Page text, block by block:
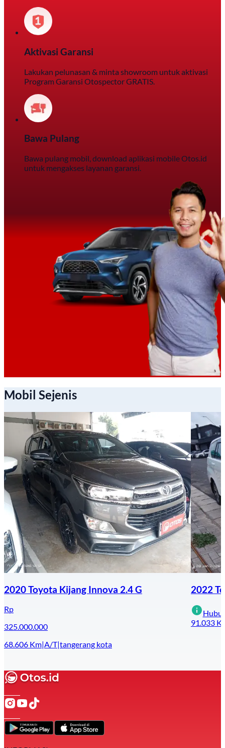
Aktivasi Garansi
Lakukan pelunasan & minta showroom untuk aktivasi
Program Garansi Otospector GRATIS.
Bawa Pulang
Bawa pulang mobil, download aplikasi mobile Otos.id
untuk mengakses layanan garansi.
Mobil Sejenis
2020 Toyota Kijang Innova 2.4 G
Rp
325.000.000
68.606 Km|A/T|tangerang kota
2022
91.033